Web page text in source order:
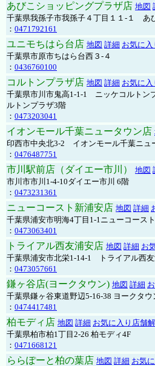
あびこショッピングプラザ店 地図
千葉県我孫子市我孫子４丁目１１-１ あ
： 0471792161
ユニモちはら台店 地図 詳細 お気に
千葉県市原市ちはら台西３-４
： 0436760100
コルトンプラザ店 地図 詳細 お気に
千葉県市川市鬼高1-1-1 ニッケコルトン
ルトンプラザ3階
： 0473203041
イオンモール千葉ニュータウン店
印西市中央北3-2 イオンモール千葉ニュ
： 0476487751
市川駅前店（ダイエー市川） 地図
市川市市川1-4-10ダイエー市川 6階
： 0473231361
ニューコースト新浦安店 地図 詳細
千葉県浦安市明海4丁目1-1ニューコース
： 0473063401
トライアル西友浦安店 地図 詳細 お
千葉県浦安市北栄1-14-1 トライアル西友
： 0473057661
鎌ヶ谷店(ヨークタウン) 地図 詳細
千葉県鎌ヶ谷東道野辺5-16-38 ヨークタウ
： 0474417481
柏モディ店 地図 詳細 お気に入り店舗
千葉県柏市柏1丁目2-26 柏モディ4F
： 0471668121
ららぽーと柏の葉店 地図 詳細 お気